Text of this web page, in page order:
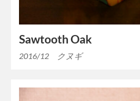
Sawtooth Oak
2016/12 クヌギ